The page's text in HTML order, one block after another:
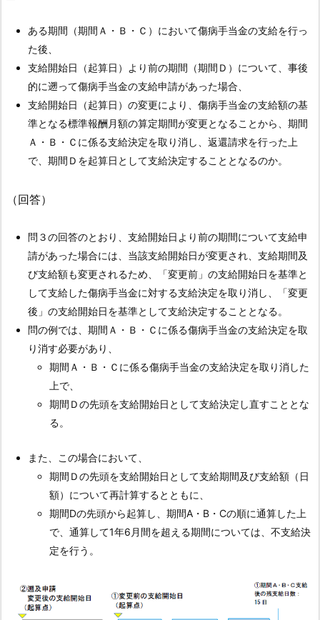
年
る
が、
1
年
6
月
間
と
は
何
日
る
2.
ある期間（期間Ａ・Ｂ・Ｃ）において傷病手当金の支給を行っ
た後、
支給開始日（起算日）より前の期間（期間Ｄ）について、事後
的に遡って傷病手当金の支給申請があった場合、
支給開始日（起算日）の変更により、傷病手当金の支給額の基
準となる標準報酬月額の算定期間が変更となることから、期間
Ａ・Ｂ・Ｃに係る支給決定を取り消し、返還請求を行った上
で、期間Ｄを起算日として支給決定することとなるのか。
（回答）
問３の回答のとおり、支給開始日より前の期間について支給申
請があった場合には、当該支給開始日が変更され、支給期間及
び支給額も変更されるため、「変更前」の支給開始日を基準と
して支給した傷病手当金に対する支給決定を取り消し、「変更
後」の支給開始日を基準として支給決定することとなる。
問の例では、期間Ａ・Ｂ・Ｃに係る傷病手当金の支給決定を取
り消す必要があり、
期間Ａ・Ｂ・Ｃに係る傷病手当金の支給決定を取り消した
上で、
期間Ｄの先頭を支給開始日として支給決定し直すこととな
る。
また、この場合において、
期間Ｄの先頭を支給開始日として支給期間及び支給額（日
額）について再計算するとともに、
期間Dの先頭から起算し、期間A・B・Cの順に通算した上
で、通算して1年6月間を超える期間については、不支給決
定を行う。